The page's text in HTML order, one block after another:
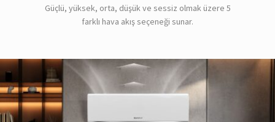
Güçlü, yüksek, orta, düşük ve sessiz olmak üzere 5
farklı hava akış seçeneği sunar.